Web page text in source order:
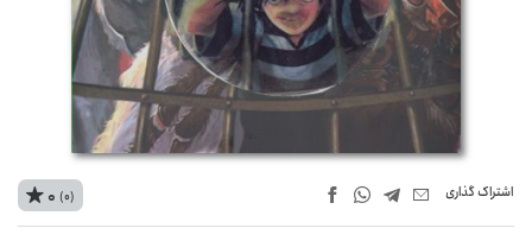
اشتراک‌ گذاری 0 (0)